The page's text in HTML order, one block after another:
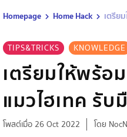
Homepage Home Hack เตรีย
TIPS&TRICKS KNOWLEDGE
เตรียมให้พร้อ
แมวไฮเทค รับ
โพสต์เมื่อ 26 Oct 2022 โดย